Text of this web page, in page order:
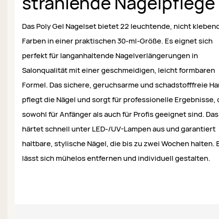
Das Poly Gel Nagelset bietet 22 leuchtende, nicht
Farben in einer praktischen 30-ml-Größe. Es eignet sich
perfekt für langanhaltende Nagelverlängerungen in
Salonqualität mit einer geschmeidigen, leicht formbaren
Formel. Das sichere, geruchsarme und schadstofffreie
pflegt die Nägel und sorgt für professionelle Ergebnisse,
sowohl für Anfänger als auch für Profis geeignet sind.
härtet schnell unter LED-/UV-Lampen aus und garantiert
haltbare, stylische Nägel, die bis zu zwei Wochen halten.
lässt sich mühelos entfernen und individuell gestalten.